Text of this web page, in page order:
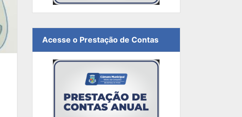
Acesse o Prestação de Contas